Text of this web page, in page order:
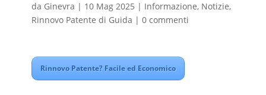
da Ginevra | 10 Mag 2025 | Informazione, Notizie,
Rinnovo Patente di Guida | 0 commenti
Rinnovo Patente? Facile ed Economico